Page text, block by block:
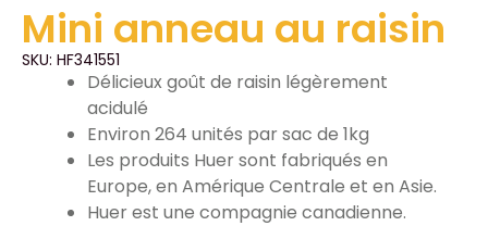
Mini anneau au raisin
SKU: HF341551
Délicieux goût de raisin légèrement
acidulé
Environ 264 unités par sac de 1kg
Les produits Huer sont fabriqués en
Europe, en Amérique Centrale et en Asie.
Huer est une compagnie canadienne.